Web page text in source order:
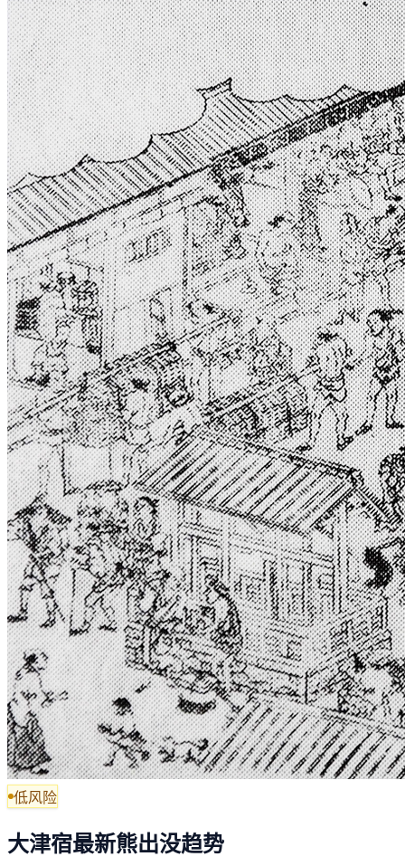
低风险
大津宿最新熊出没趋势